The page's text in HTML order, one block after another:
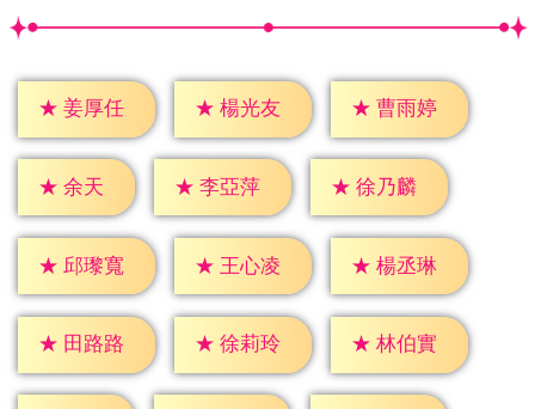
★ 姜厚任 ★ 楊光友 ★ 曹雨婷
★ 余天 ★ 李亞萍 ★ 徐乃麟
★ 邱瓈寬 ★ 王心凌 ★ 楊丞琳
★ 田路路 ★ 徐莉玲 ★ 林伯實